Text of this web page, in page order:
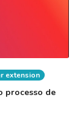
extension
processo de